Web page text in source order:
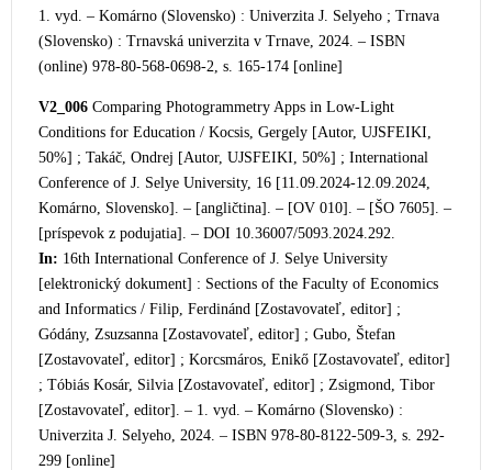
1. vyd. – Komárno (Slovensko) : Univerzita J. Selyeho ; Trnava
(Slovensko) : Trnavská univerzita v Trnave, 2024. – ISBN
(online) 978-80-568-0698-2, s. 165-174 [online]
V2_006 Comparing Photogrammetry Apps in Low-Light
Conditions for Education / Kocsis, Gergely [Autor, UJSFEIKI,
50%] ; Takáč, Ondrej [Autor, UJSFEIKI, 50%] ; International
Conference of J. Selye University, 16 [11.09.2024-12.09.2024,
Komárno, Slovensko]. – [angličtina]. – [OV 010]. – [ŠO 7605]. –
[príspevok z podujatia]. – DOI 10.36007/5093.2024.292.
In: 16th International Conference of J. Selye University
[elektronický dokument] : Sections of the Faculty of Economics
and Informatics / Filip, Ferdinánd [Zostavovateľ, editor] ;
Gódány, Zsuzsanna [Zostavovateľ, editor] ; Gubo, Štefan
[Zostavovateľ, editor] ; Korcsmáros, Enikő [Zostavovateľ, editor]
; Tóbiás Kosár, Silvia [Zostavovateľ, editor] ; Zsigmond, Tibor
[Zostavovateľ, editor]. – 1. vyd. – Komárno (Slovensko) :
Univerzita J. Selyeho, 2024. – ISBN 978-80-8122-509-3, s. 292-
299 [online]